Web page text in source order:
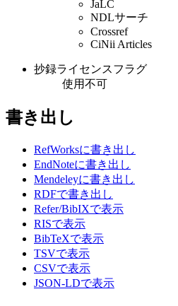
JaLC
NDLサーチ
Crossref
CiNii Articles
抄録ライセンスフラグ
使用不可
書き出し
RefWorksに書き出し
EndNoteに書き出し
Mendeleyに書き出し
RDFで書き出し
Refer/BibIXで表示
RISで表示
BibTeXで表示
TSVで表示
CSVで表示
JSON-LDで表示